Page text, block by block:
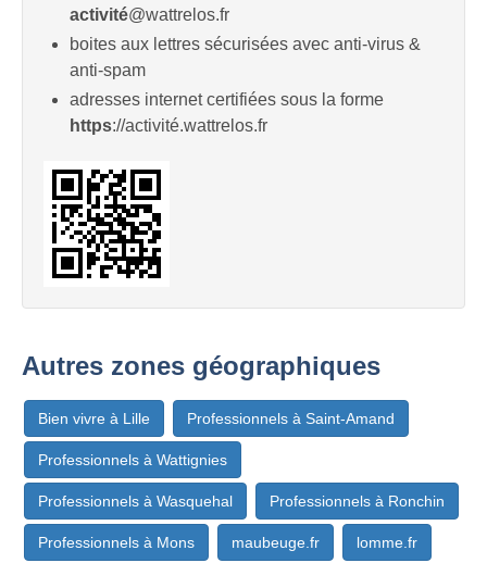
activité@wattrelos.fr
boites aux lettres sécurisées avec anti-virus &
anti-spam
adresses internet certifiées sous la forme
https://activité.wattrelos.fr
Autres zones géographiques
Bien vivre à Lille Professionnels à Saint-Amand
Professionnels à Wattignies
Professionnels à Wasquehal Professionnels à Ronchin
Professionnels à Mons maubeuge.fr lomme.fr